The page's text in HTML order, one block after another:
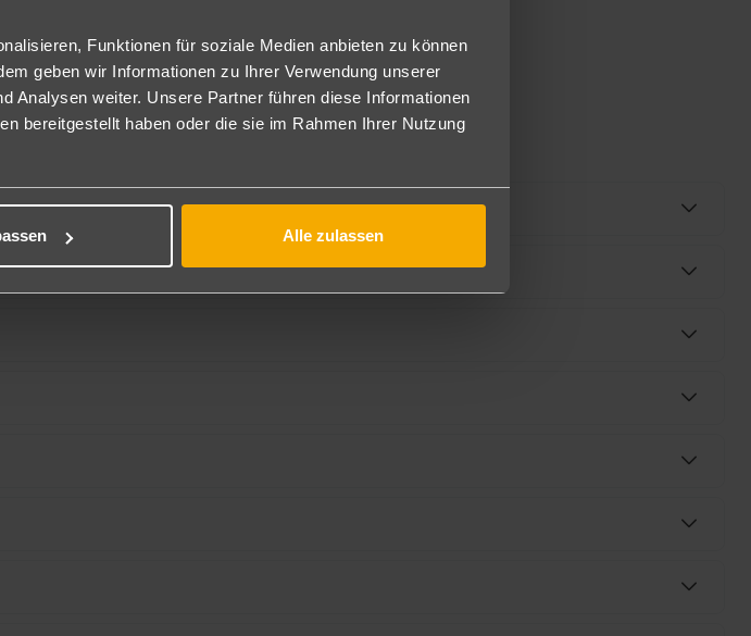
Funktionen für soziale Medien anbieten zu können
geben wir Informationen zu Ihrer Verwendung unserer
Analysen weiter. Unsere Partner führen diese Informationen
bereitgestellt haben oder die sie im Rahmen Ihrer Nutzung
Alle zulassen